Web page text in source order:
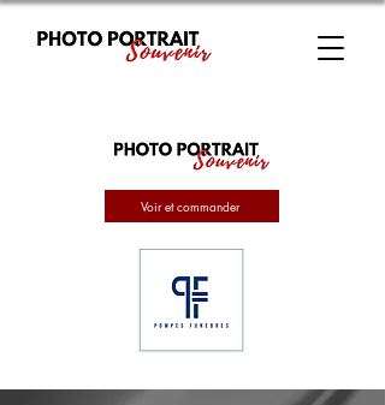
Voir et commander